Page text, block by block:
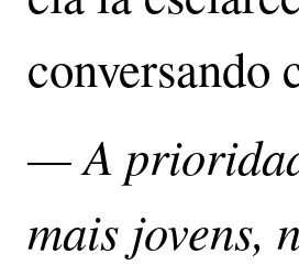
conversando
— A
mais jovens,